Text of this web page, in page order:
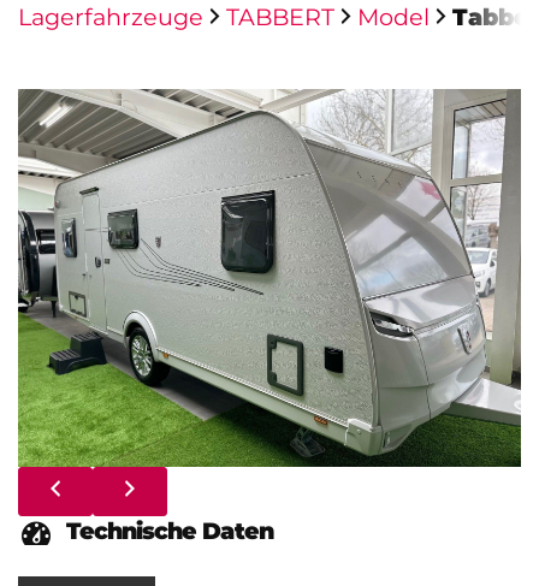
Lagerfahrzeuge TABBERT Model
Technische Daten